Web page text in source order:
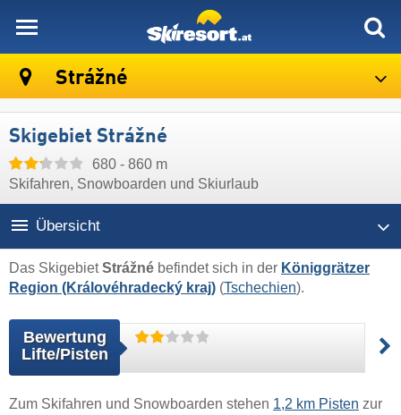
Strážné
Skigebiet Strážné
680 - 860 m
Skifahren, Snowboarden und Skiurlaub
Übersicht
Das SkigebietStrážné befindet sich in der Königgrätzer
Region (Královéhradecký kraj) (Tschechien).
Bewertung
Lifte/Pisten
Zum Skifahren und Snowboarden stehen 1,2 km Pisten zur